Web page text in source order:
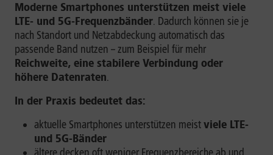
Moderne Smartphones unterstützen meist viele
LTE- und 5G-Frequenzbänder. Dadurch können sie je
nach Standort und Netzabdeckung automatisch das
passende Band nutzen – zum Beispiel für mehr
Reichweite, eine stabilere Verbindung oder
höhere Datenraten.
In der Praxis bedeutet das:
aktuelle Smartphones unterstützen meistviele LTE-
und 5G-Bänder